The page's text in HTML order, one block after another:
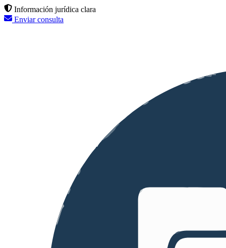
Información jurídica clara
Enviar consulta